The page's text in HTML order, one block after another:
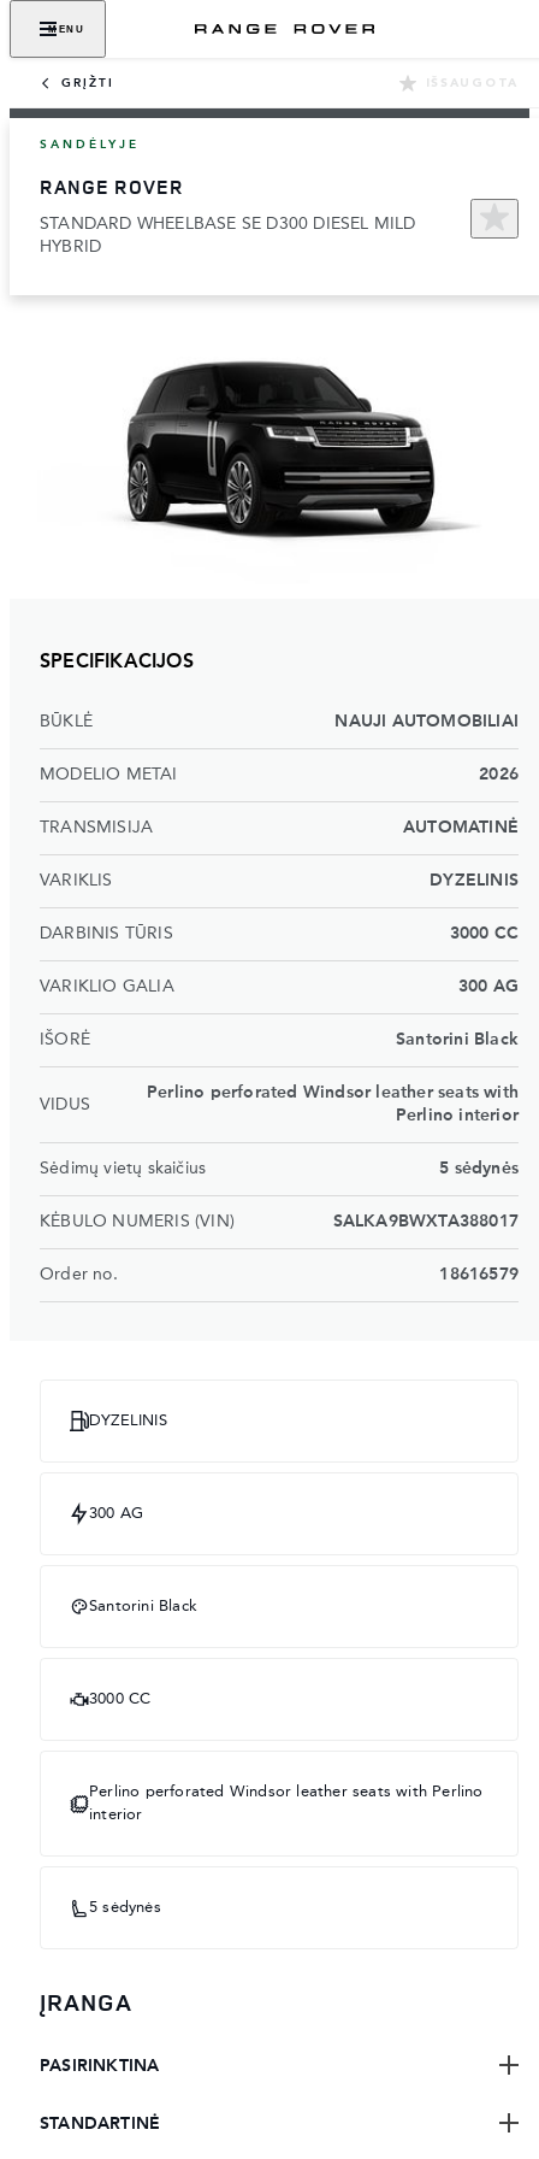
MENU
GRĮŽTI IŠSAUGOTA
SANDĖLYJE
RANGE ROVER
STANDARD WHEELBASE SE D300 DIESEL MILD
HYBRID
SPECIFIKACIJOS
BŪKLĖ NAUJI AUTOMOBILIAI
MODELIO METAI 2026
TRANSMISIJA AUTOMATINĖ
VARIKLIS DYZELINIS
DARBINIS TŪRIS 3000 CC
VARIKLIO GALIA 300 AG
IŠORĖ Santorini Black
VIDUS
Perlino perforated Windsor leather seats with
Perlino interior
Sėdimų vietų skaičius 5 sėdynės
KĖBULO NUMERIS (VIN) SALKA9BWXTA388017
Order no. 18616579
DYZELINIS
300 AG
Santorini Black
3000 CC
Perlino perforated Windsor leather seats with Perlino
interior
5 sėdynės
ĮRANGA
PASIRINKTINA
STANDARTINĖ